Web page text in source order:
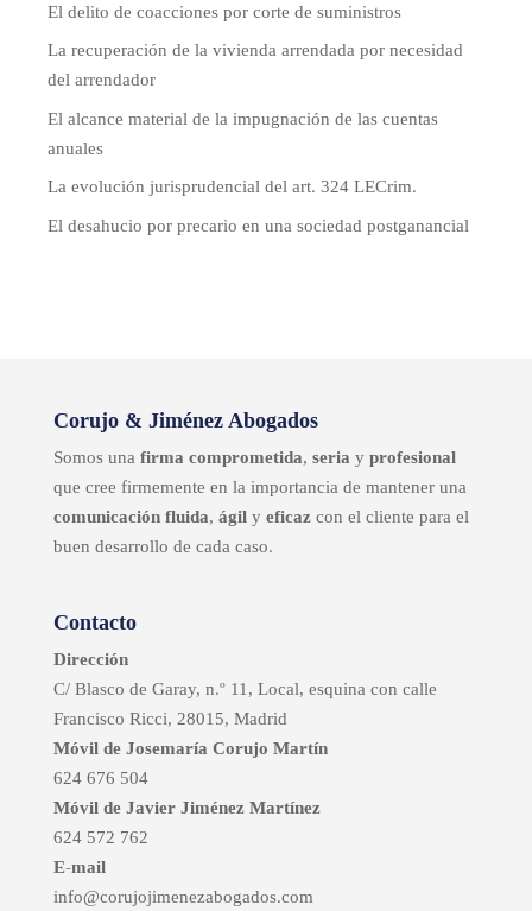
El delito de coacciones por corte de suministros
La recuperación de la vivienda arrendada por necesidad
del arrendador
El alcance material de la impugnación de las cuentas
anuales
La evolución jurisprudencial del art. 324 LECrim.
El desahucio por precario en una sociedad postganancial
Corujo & Jiménez Abogados
Somos una firma comprometida, seria y profesional
que cree firmemente en la importancia de mantener una
comunicación fluida, ágily eficazcon el cliente para el
buen desarrollo de cada caso.
Contacto
Dirección
C/ Blasco de Garay, n.º 11, Local, esquina con calle
Francisco Ricci, 28015, Madrid
Móvil de Josemaría Corujo Martín
624 676 504
Móvil de Javier Jiménez Martínez
624 572 762
E-mail
info@corujojimenezabogados.com